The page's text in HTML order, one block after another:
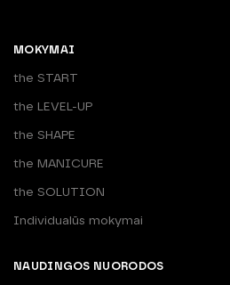
MOKYMAI
the START
the LEVEL-UP
the SHAPE
the MANICURE
the SOLUTION
Individualūs mokymai
NAUDINGOS NUORODOS